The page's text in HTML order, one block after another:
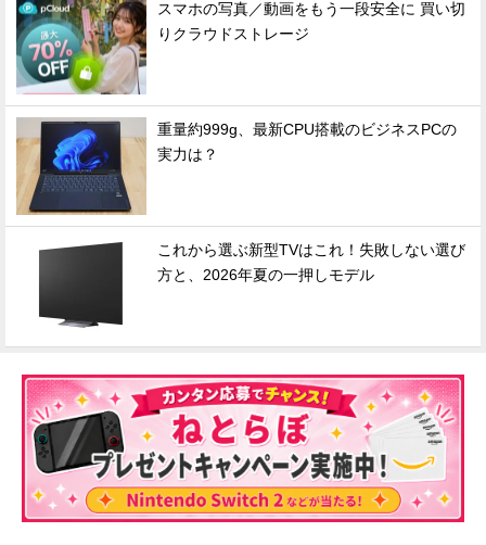
スマホの写真／動画をもう一段安全に 買い切
りクラウドストレージ
重量約999g、最新CPU搭載のビジネスPCの
実力は？
これから選ぶ新型TVはこれ！失敗しない選び
方と、2026年夏の一押しモデル